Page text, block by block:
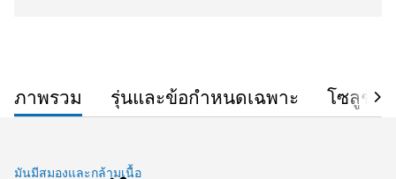
ภาพรวม รุ่นและข้อกำหนดเฉพาะ โซลูชัน
มันมีสมองและกล้ามเนื้อ